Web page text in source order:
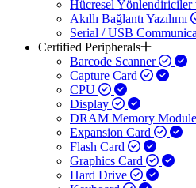
Hücresel Yönlendiriciler
Akıllı Bağlantı Yazılımı
Serial / USB
Certified Peripherals
Barcode Scanner
Capture Card
CPU
Display
DRAM Memory Module
Expansion Card
Flash Card
Graphics Card
Hard Drive